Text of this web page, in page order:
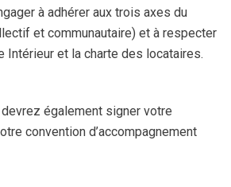
à adhérer aux trois axes du
et communautaire) et à respecter
Intérieur et la charte des locataires.
également signer votre
convention d’accompagnement